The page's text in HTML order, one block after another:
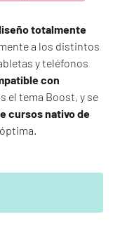
totalmente
a los distintos
y teléfonos
con
el tema Boost, y se
cursos nativo de